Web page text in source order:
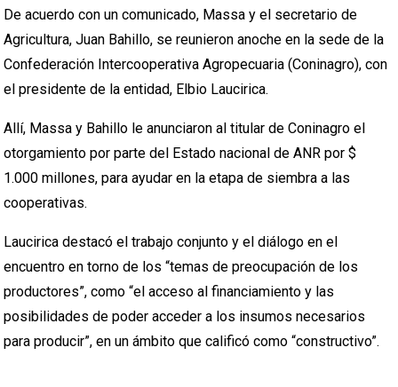
De acuerdo con un comunicado, Massa y el secretario de
Agricultura, Juan Bahillo, se reunieron anoche en la sede de la
Confederación Intercooperativa Agropecuaria (Coninagro), con
el presidente de la entidad, Elbio Laucirica.
Allí, Massa y Bahillo le anunciaron al titular de Coninagro el
otorgamiento por parte del Estado nacional de ANR por $
1.000 millones, para ayudar en la etapa de siembra a las
cooperativas.
Laucirica destacó el trabajo conjunto y el diálogo en el
encuentro en torno de los “temas de preocupación de los
productores”, como “el acceso al financiamiento y las
posibilidades de poder acceder a los insumos necesarios
para producir”, en un ámbito que calificó como “constructivo”.